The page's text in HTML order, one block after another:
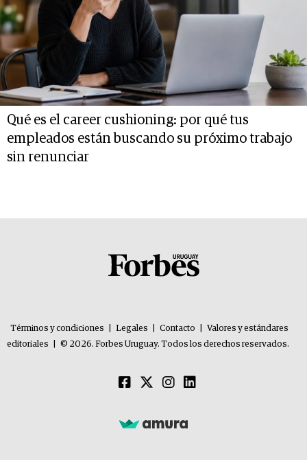
Qué es el career cushioning: por qué tus
empleados están buscando su próximo trabajo
sin renunciar
Términos y condiciones Legales Contacto
Valores y estándares
editoriales
© 2026. Forbes Uruguay. Todos los derechos reservados.